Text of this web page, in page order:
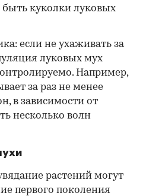
куколки луковых
если не ухаживать за
луковых мух
Например,
за раз не менее
в зависимости от
несколько волн
растений могут
первого поколения